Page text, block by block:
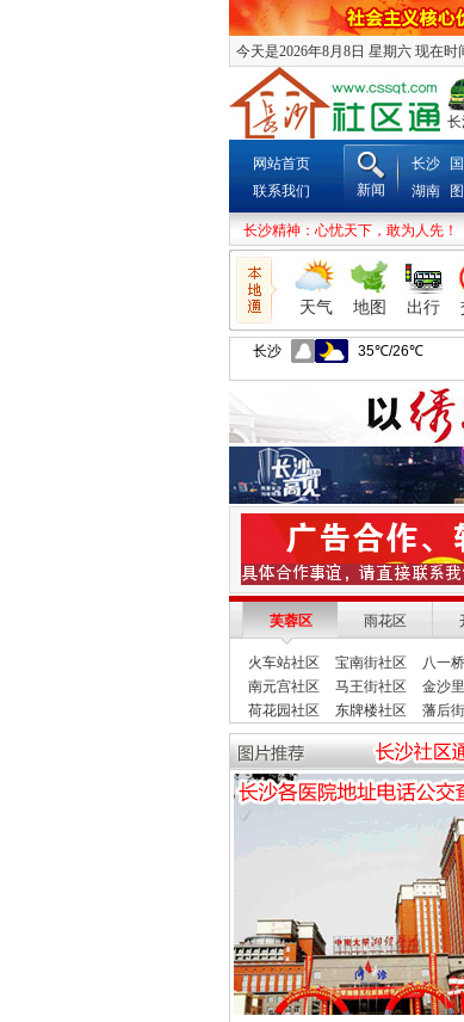
今天是2026年8月8日 星期六 现在时
网站首页
联系我们
新闻
长沙
湖南
长沙精神：心忧天下，敢为人先！
天气 地图 出行
芙蓉区 雨花区
火车站社区 宝南街社区 八一
南元宫社区
马王街社区 金沙
荷花园社区
东牌楼社区 藩后